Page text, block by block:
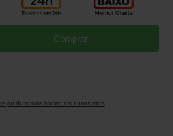
Comprar
produto mais barato em outros sites